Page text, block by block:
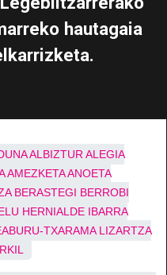
hautagaia
ALBIZTUR ALEGIA
AMEZKETAANOETA
BERASTEGI BERROBI
HERNIALDE IBARRA
TXARAMA LIZARTZA